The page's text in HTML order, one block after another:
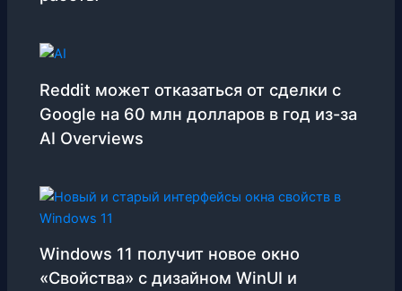
Reddit может отказаться от сделки с
Google на 60 млн долларов в год из-за
AI Overviews
Windows 11 получит новое окно
«Свойства» с дизайном WinUI и